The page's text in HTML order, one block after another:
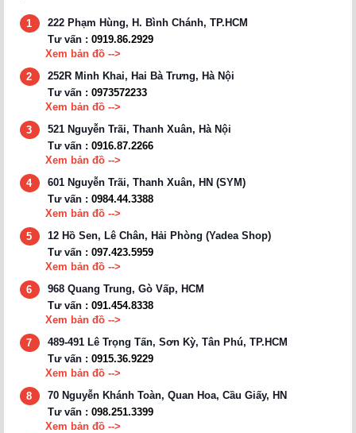
1
222 Phạm Hùng, H. Bình Chánh, TP.HCM
Tư vấn : 0919.86.2929
Xem bản đồ -->
2
252R Minh Khai, Hai Bà Trưng, Hà Nội
Tư vấn : 0973572233
Xem bản đồ -->
3
521 Nguyễn Trãi, Thanh Xuân, Hà Nội
Tư vấn : 0916.87.2266
Xem bản đồ -->
4
601 Nguyễn Trãi, Thanh Xuân, HN (SYM)
Tư vấn : 0984.44.3388
Xem bản đồ -->
5
12 Hồ Sen, Lê Chân, Hải Phòng (Yadea Shop)
Tư vấn : 097.423.5959
Xem bản đồ -->
6
968 Quang Trung, Gò Vấp, HCM
Tư vấn : 091.454.8338
Xem bản đồ -->
7
489-491 Lê Trọng Tấn, Sơn Kỳ, Tân Phú, TP.HCM
Tư vấn : 0915.36.9229
Xem bản đồ -->
8
70 Nguyễn Khánh Toàn, Quan Hoa, Cầu Giấy, HN
Tư vấn : 098.251.3399
Xem bản đồ -->